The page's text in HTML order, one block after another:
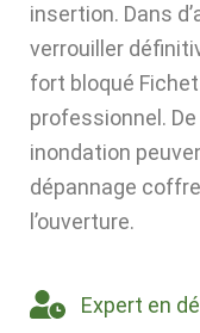
insertion. Dans
verrouiller
fort bloqué
professionnel.
inondation
dépannage
l’ouverture.
Expert en